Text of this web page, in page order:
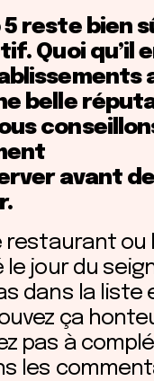
5 reste bien
Quoi qu’il
belle
avant
restaurant ou
le jour du
dans la liste
ça
pas à
les